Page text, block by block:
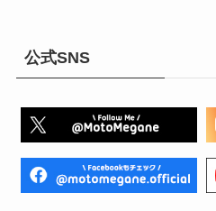
公式SNS